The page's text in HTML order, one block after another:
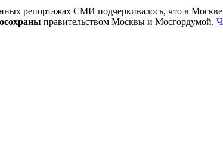
репортажах СМИ подчеркивалось, что в
правительством Москвы и Мосгордумой.